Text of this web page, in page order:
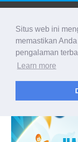
Situs web ini
memastikan
pengalaman
Learn more